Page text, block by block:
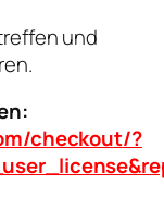
und
checkout/?